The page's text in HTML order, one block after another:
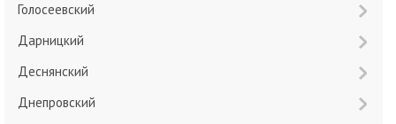
Голосеевский
Дарницкий
Деснянский
Днепровский